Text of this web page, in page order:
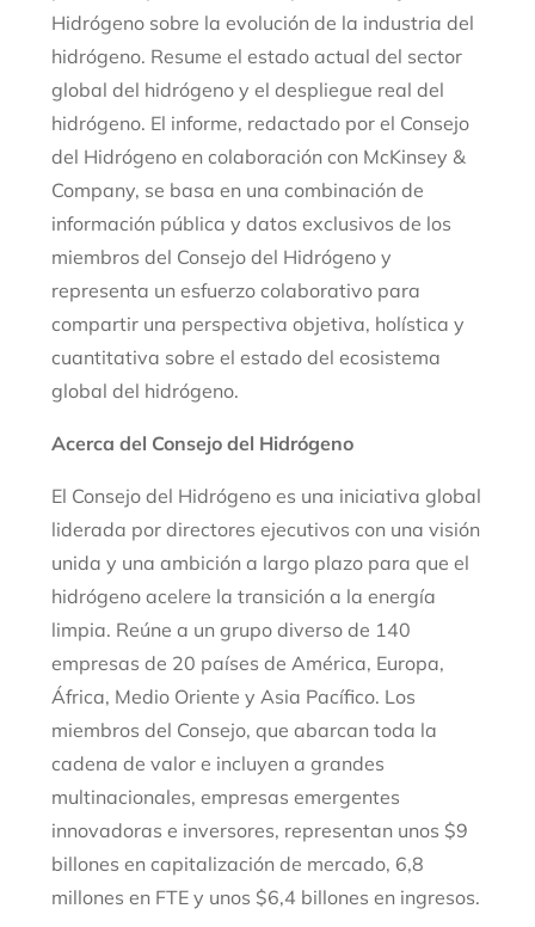
Hidrógeno sobre la evolución de la industria del
hidrógeno. Resume el estado actual del sector
global del hidrógeno y el despliegue real del
hidrógeno. El informe, redactado por el Consejo
del Hidrógeno en colaboración con McKinsey &
Company, se basa en una combinación de
información pública y datos exclusivos de los
miembros del Consejo del Hidrógeno y
representa un esfuerzo colaborativo para
compartir una perspectiva objetiva, holística y
cuantitativa sobre el estado del ecosistema
global del hidrógeno.
Acerca del Consejo del Hidrógeno
El Consejo del Hidrógeno es una iniciativa global
liderada por directores ejecutivos con una visión
unida y una ambición a largo plazo para que el
hidrógeno acelere la transición a la energía
limpia. Reúne a un grupo diverso de 140
empresas de 20 países de América, Europa,
África, Medio Oriente y Asia Pacífico. Los
miembros del Consejo, que abarcan toda la
cadena de valor e incluyen a grandes
multinacionales, empresas emergentes
innovadoras e inversores, representan unos $9
billones en capitalización de mercado, 6,8
millones en FTE y unos $6,4 billones en ingresos.